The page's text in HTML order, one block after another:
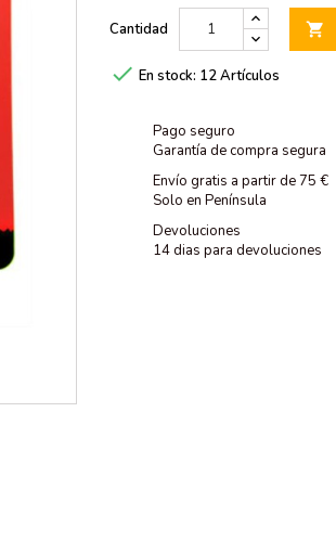
Cantidad 
 En stock: 12 Artículos
Pago seguro
Garantía de compra segura
Envío gratis a partir de 75 €
Solo en Península
Devoluciones
14 dias para devoluciones